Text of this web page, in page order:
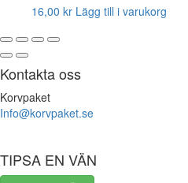
16,00 kr Lägg till i varukorg
Kontakta oss
Korvpaket
Info@korvpaket.se
TIPSA EN VÄN